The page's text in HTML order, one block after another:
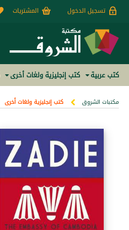
تسجيل الدخول المشتريات
كتب عربية كتب إنجليزية ولغات أخرى
مكتبات الشروق كتب إنجليزية ولغات أخرى